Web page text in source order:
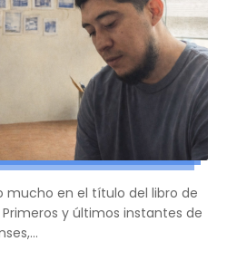
mucho en el título del libro de
y últimos instantes de